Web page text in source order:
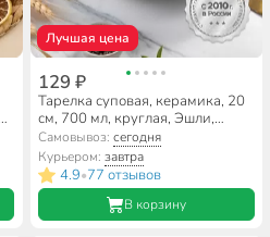
Лучшая цена
129 ₽
Тарелка суповая, керамика, 20
см, 700 мл, круглая, Эшли,
Daniks
Самовывоз: сегодня
Курьером: завтра
4.9•77 отзывов
В корзину